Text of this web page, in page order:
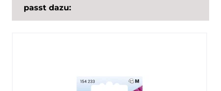
passt dazu: